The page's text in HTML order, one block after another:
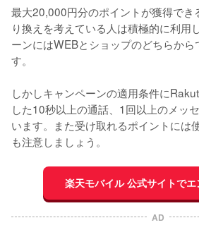
最大20,000円分のポイントが獲得で
り換えを考えている人は積極的に利用
ーンにはWEBとショップのどちらか
す。
しかしキャンペーンの適用条件に
した10秒以上の通話、1回以上のメッ
います。また受け取れるポイントには
も注意しましょう。
楽天モバイル 公式サイトで
AD